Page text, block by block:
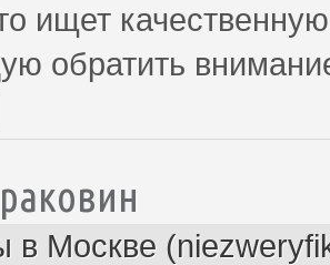
ищет
обратить
в Москве